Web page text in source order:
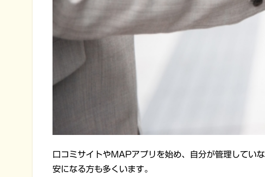
口コミサイトやMAPアプリを始め、自分が管理してい
安になる方も多くいます。